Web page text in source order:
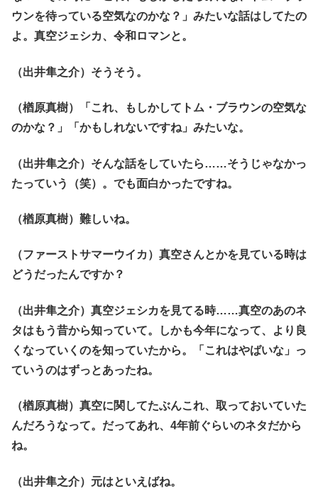
ウンを待っている空気なのかな？」みたいな話はしてたの
よ。真空ジェシカ、令和ロマンと。
（出井隼之介）そうそう。
（楢原真樹）「これ、もしかしてトム・ブラウンの空気な
のかな？」「かもしれないですね」みたいな。
（出井隼之介）そんな話をしていたら……そうじゃなかっ
たっていう（笑）。でも面白かったですね。
（楢原真樹）難しいね。
（ファーストサマーウイカ）真空さんとかを見ている時は
どうだったんですか？
（出井隼之介）真空ジェシカを見てる時……真空のあのネ
タはもう昔から知っていて。しかも今年になって、より良
くなっていくのを知っていたから。「これはやばいな」っ
ていうのはずっとあったね。
（楢原真樹）真空に関してたぶんこれ、取っておいていた
んだろうなって。だってあれ、4年前ぐらいのネタだから
ね。
（出井隼之介）元はといえばね。